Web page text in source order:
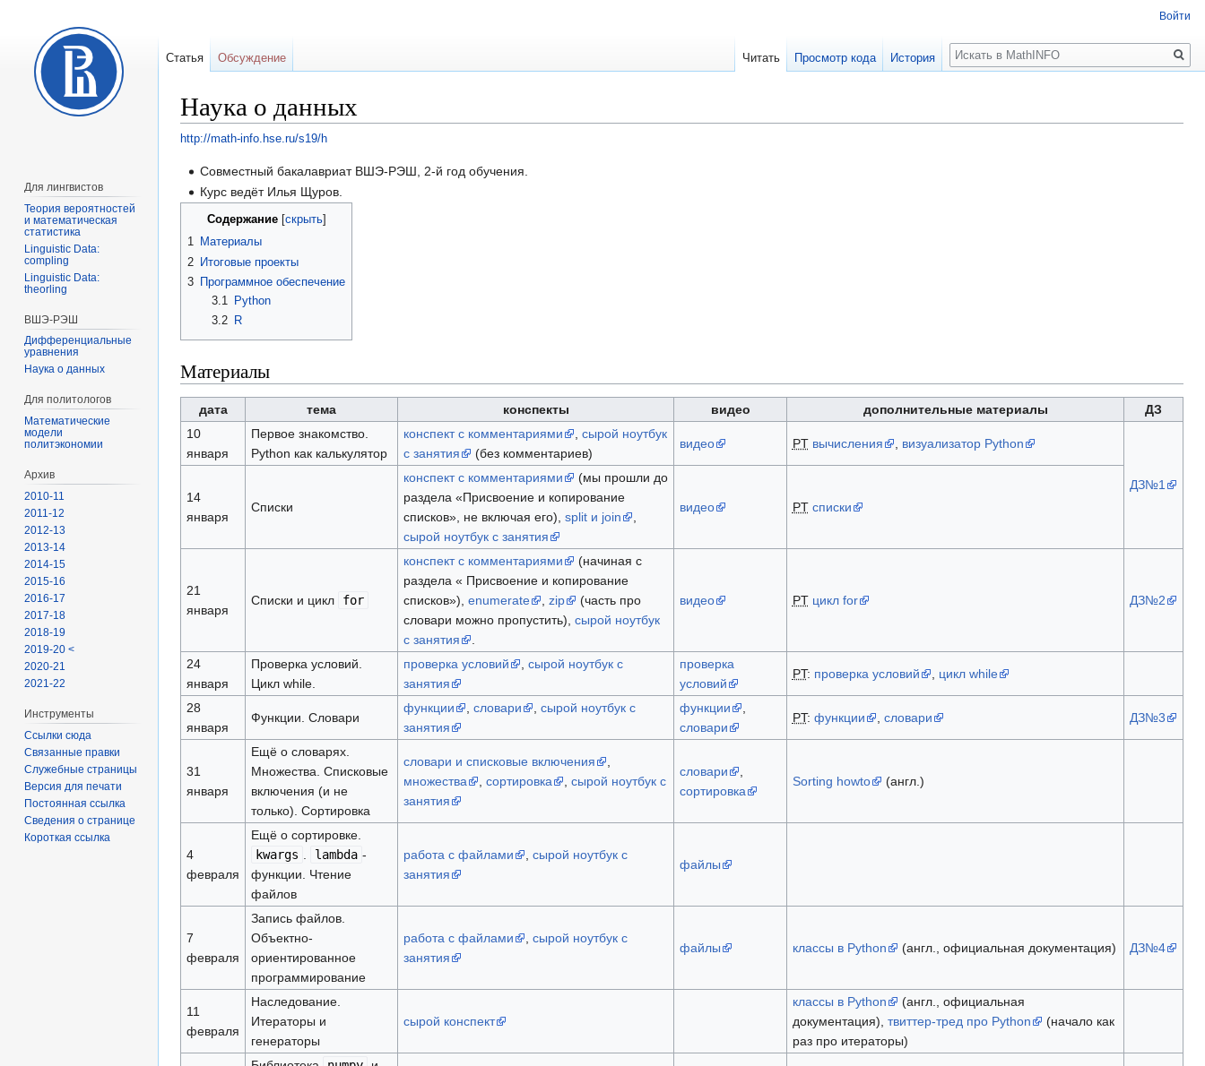
Наука о данных
http://math-info.hse.ru/s19/h
Перейти
Перейти
Совместный бакалавриат ВШЭ-РЭШ, 2-й год обучения.
Курс ведёт Илья Щуров.
Содержание
1 Материалы
2 Итоговые проекты
3 Программное обеспечение
3.1
Python
3.2
R
Материалы
дата тема конспекты видео дополнительные материалы
ДЗ
10
января
Первое знакомство.
Python как калькулятор
конспект с комментариями , сырой ноутбук
с занятия
(без комментариев)
видео PT вычисления , визуализатор Python
ДЗ№1
14
января
Списки
конспект с комментариями
(мы прошли до
раздела «Присвоение и копирование
списков», не включая его), split и join
,
сырой ноутбук с занятия
видео PT списки
21
января
Списки и цикл for
конспект с комментариями
(начиная с
раздела « Присвоение и копирование
списков»), enumerate , zip
(часть про
словари можно пропустить), сырой ноутбук
с занятия
.
видео PT цикл for ДЗ№2
24
января
Проверка условий.
Цикл while.
проверка условий , сырой ноутбук с
занятия
проверка
условий
PT: проверка условий , цикл while
28
января
Функции. Словари
функции , словари , сырой ноутбук с
занятия
функции
,
словари
PT: функции , словари ДЗ№3
31
января
Ещё о словарях.
Множества. Списковые
включения (и не
только). Сортировка
словари и списковые включения
,
множества
, сортировка , сырой ноутбук с
занятия
словари
,
сортировка
Sorting howto (англ.)
4
февраля
Ещё о сортировке.
kwargs . lambda -
функции. Чтение
файлов
работа с файлами , сырой ноутбук с
занятия
файлы
7
февраля
Запись файлов.
Объектно-
ориентированное
программирование
работа с файлами , сырой ноутбук с
занятия
файлы классы в Python (англ., официальная документация) ДЗ№4
11
февраля
Наследование.
Итераторы и
генераторы
сырой конспект
классы в Python
(англ., официальная
документация), твиттер-тред про Python
(начало как
раз про итераторы)
Войти
Статья Обсуждение Читать Просмотр кода История
Поиск
Для лингвистов
Теория вероятностей
и математическая
статистика
Linguistic Data:
compling
Linguistic Data:
theorling
ВШЭ-РЭШ
Дифференциальные
уравнения
Наука о данных
Для политологов
Математические
модели
политэкономии
Архив
2010-11
2011-12
2012-13
2013-14
2014-15
2015-16
2016-17
2017-18
2018-19
2019-20 <
2020-21
2021-22
Инструменты
Ссылки сюда
Связанные правки
Служебные страницы
Версия для печати
Постоянная ссылка
Сведения о странице
Короткая ссылка